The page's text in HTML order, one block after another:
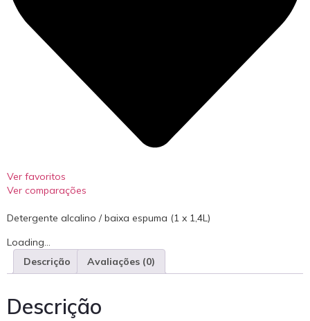
Ver favoritos
Ver comparações
Detergente alcalino / baixa espuma (1 x 1,4L)
Loading...
Descrição
Avaliações (0)
Descrição